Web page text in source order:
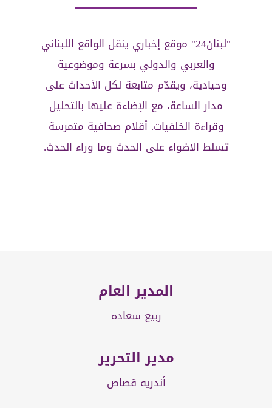
"لبنان24" موقع إخباري ينقل الواقع اللبناني
والعربي والدولي بسرعة وموضوعية
وحيادية، ويقدّم متابعة لكل الأحداث على
مدار الساعة، مع الإضاءة عليها بالتحليل
وقراءة الخلفيات. أقلام صحافية متمرسة
تسلط الاضواء على الحدث وما وراء الحدث.
المدير العام
ربيع سعاده
مدير التحرير
أندريه قصاص